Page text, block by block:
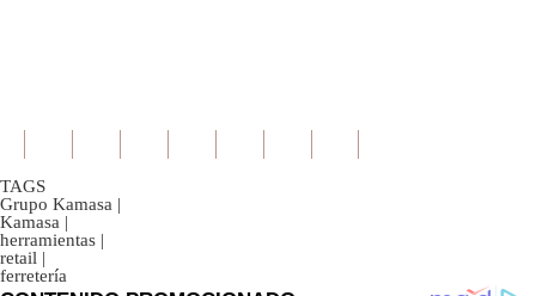
TAGS
Grupo Kamasa |
Kamasa |
herramientas |
retail |
ferretería